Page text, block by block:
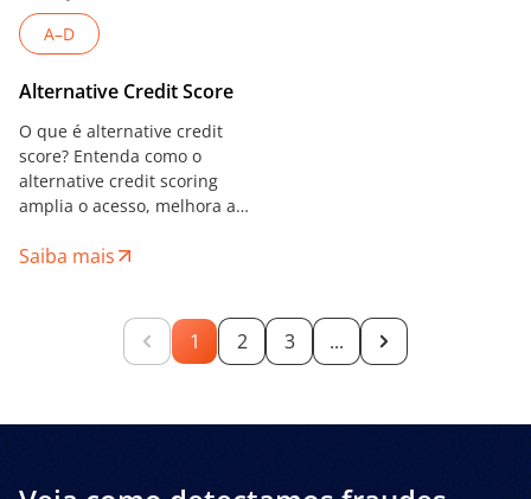
A–D
Alternative Credit Score
O que é alternative credit
score? Entenda como o
alternative credit scoring
amplia o acesso, melhora a
o crédito digital.
Saiba mais
1 2 3 ...